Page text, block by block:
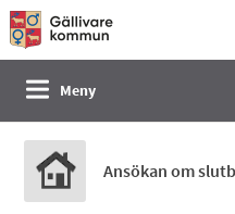
Välkommen
till
tjänster
Norrbottens
enämnd
Meny
Ansökan om